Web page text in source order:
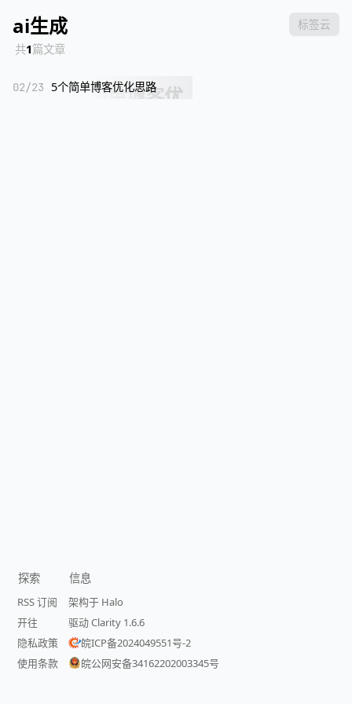
标签云
ai生成
共1篇文章
02/23 5个简单博客优化思路
探索
RSS 订阅
开往
隐私政策
使用条款
信息
架构于 Halo
驱动 Clarity 1.6.6
皖ICP备2024049551号-2
皖公网安备34162202003345号